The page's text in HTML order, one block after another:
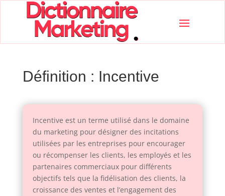
Définition : Incentive
Incentive est un terme utilisé dans le domaine
du marketing pour désigner des incitations
utilisées par les entreprises pour encourager
ou récompenser les clients, les employés et les
partenaires commerciaux pour différents
objectifs tels que la fidélisation des clients, la
croissance des ventes et l’engagement des